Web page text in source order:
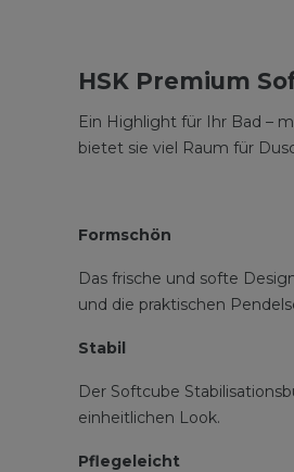
HSK Premium
Ein Highlight für Ihr Bad –
bietet sie viel Raum für
Formschön
Das frische und softe
und die praktischen
Stabil
Der Softcube
einheitlichen Look.
Pflegeleicht